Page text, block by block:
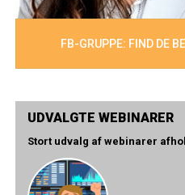
FB-GRUPPE: FIND DE
UDVALGTE WEBINARER
Stort udvalg af webinarer